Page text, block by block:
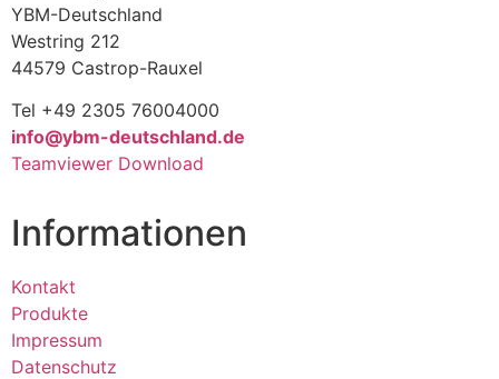
YBM-Deutschland
Westring 212
44579 Castrop-Rauxel
Tel +49 2305 76004000
info@ybm-deutschland.de
Teamviewer Download
Informationen
Kontakt
Produkte
Impressum
Datenschutz